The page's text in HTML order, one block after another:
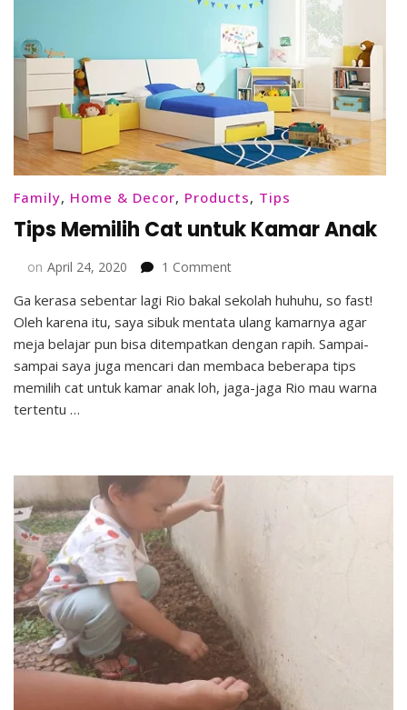
Family, Home & Decor, Products, Tips
Tips Memilih Cat untuk Kamar Anak
on April 24, 2020 1 Commenton
Memilih
Cat
untuk
Kamar
Anak
Ga kerasa sebentar lagi Rio bakal sekolah huhuhu, so fast!
Oleh karena itu, saya sibuk mentata ulang kamarnya agar
meja belajar pun bisa ditempatkan dengan rapih. Sampai-
sampai saya juga mencari dan membaca beberapa tips
memilih cat untuk kamar anak loh, jaga-jaga Rio mau warna
tertentu …